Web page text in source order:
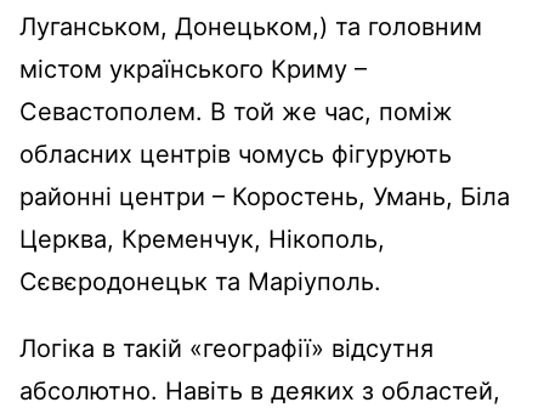
Луганськом, Донецьком,) та головним
містом українського Криму –
Севастополем. В той же час, поміж
обласних центрів чомусь фігурують
районні центри – Коростень, Умань, Біла
Церква, Кременчук, Нікополь,
Сєвєродонецьк та Маріуполь.
Логіка в такій «географії» відсутня
абсолютно. Навіть в деяких з областей,